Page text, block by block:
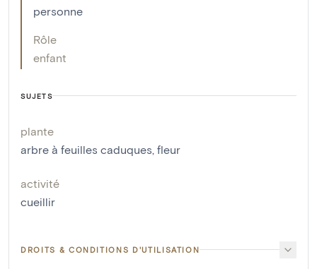
personne
Rôle
enfant
SUJETS
plante
arbre à feuilles caduques fleur
activité
cueillir
DROITS & CONDITIONS D'UTILISATION